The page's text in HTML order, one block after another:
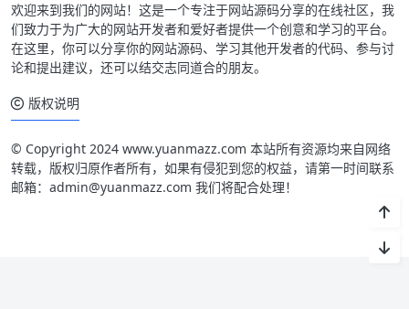
欢迎来到我们的网站！这是一个专注于网站源码分享的在线社区，我
们致力于为广大的网站开发者和爱好者提供一个创意和学习的平台。
在这里，你可以分享你的网站源码、学习其他开发者的代码、参与讨
论和提出建议，还可以结交志同道合的朋友。
版权说明
© Copyright 2024 www.yuanmazz.com 本站所有资源均来自网络
转载，版权归原作者所有，如果有侵犯到您的权益，请第一时间联系
邮箱：admin@yuanmazz.com 我们将配合处理！